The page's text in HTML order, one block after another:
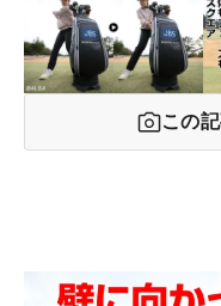
この